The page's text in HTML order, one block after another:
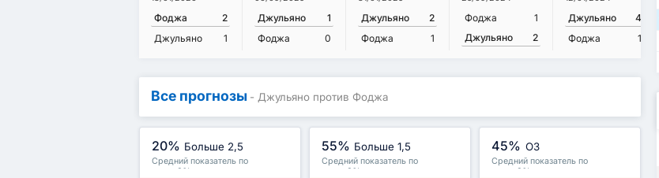
Фоджа
2
Джульяно
1
Джульяно
1
Фоджа
0
Джульяно
2
Фоджа
1
Фоджа
1
Джульяно
2
Джульяно
4
Фоджа
1
Все прогнозы - Джульяно против Фоджа
20% Больше 2,5
Средний показатель по
лиге : 0%
55% Больше 1,5
Средний показатель по
лиге : 0%
45% ОЗ
Средний показатель по
лиге : 0%